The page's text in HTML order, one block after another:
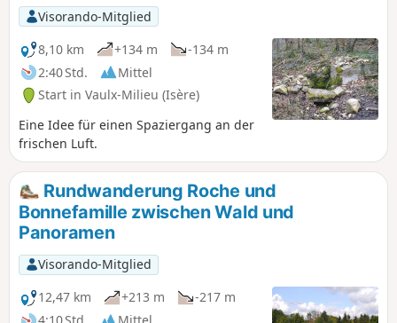
Visorando-Mitglied
8,10 km
+134 m
-134 m
2:40 Std.
Mittel
Start in Vaulx-Milieu (Isère)
Eine Idee für einen Spaziergang an der
frischen Luft.
Rundwanderung Roche und
Bonnefamille zwischen Wald und
Panoramen
Visorando-Mitglied
12,47 km
+213 m
-217 m